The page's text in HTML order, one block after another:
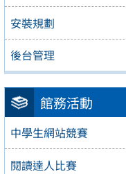
安裝規劃
後台管理
館務活動
中學生網站競賽
閱讀達人比賽